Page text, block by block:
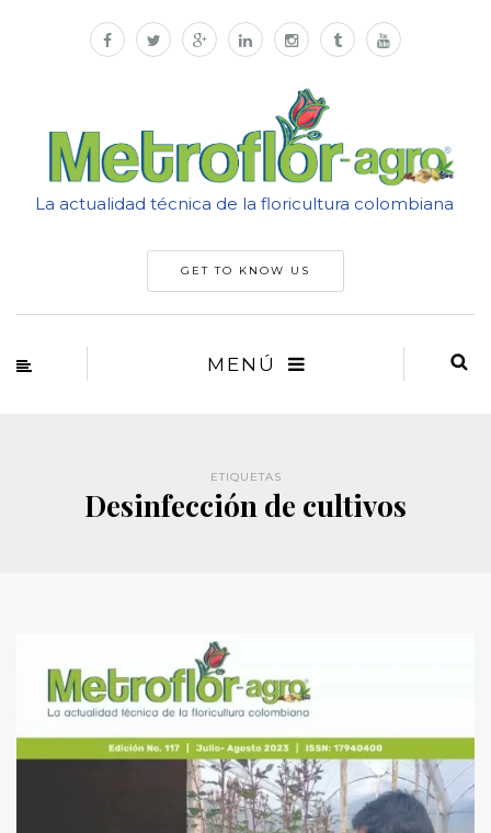
La actualidad técnica de la floricultura colombiana
GET TO KNOW US
MENÚ
ETIQUETAS
Desinfección de cultivos